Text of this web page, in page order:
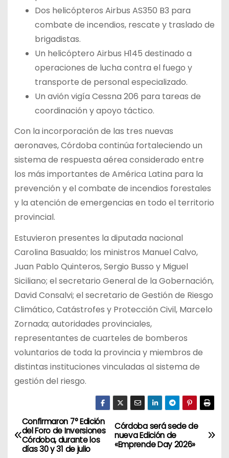
Dos helicópteros Airbus AS350 B3 para
combate de incendios, rescate y traslado de
brigadistas.
Un helicóptero Airbus H145 destinado a
operaciones de lucha contra el fuego y
transporte de personal especializado.
Un avión vigía Cessna 206 para tareas de
coordinación y apoyo táctico.
Con la incorporación de las tres nuevas
aeronaves, Córdoba continúa fortaleciendo un
sistema de respuesta aérea considerado entre
los más importantes de América Latina para la
prevención y el combate de incendios forestales
y la atención de emergencias en todo el territorio
provincial.
Estuvieron presentes la diputada nacional
Carolina Basualdo; los ministros Manuel Calvo,
Juan Pablo Quinteros, Sergio Busso y Miguel
Siciliano; el secretario General de la Gobernación,
David Consalvi; el secretario de Gestión de Riesgo
Climático, Catástrofes y Protección Civil, Marcelo
Zornada; autoridades provinciales,
representantes de cuarteles de bomberos
voluntarios de toda la provincia y miembros de
distintas instituciones vinculadas al sistema de
gestión del riesgo.
N
a
Córdoba será sede de
nueva Edición de
«Emprende Day 2026»
Confirmaron 7° Edición
del Foro de Inversiones
Córdoba, durante los
días 30 y 31 de julio